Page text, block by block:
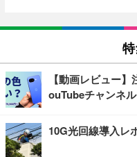
【動画レビュー
ouTubeチャンネル
10G光回線導入レ